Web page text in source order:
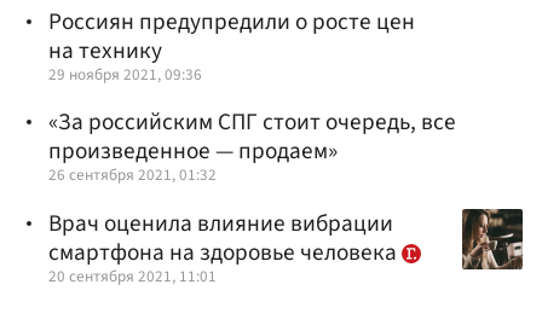
Россиян предупредили о росте цен
на технику
29 ноября 2021, 09:36
«За российским СПГ стоит очередь, все
произведенное — продаем»
26 сентября 2021, 01:32
Врач оценила влияние вибрации
смартфона на здоровье человека
20 сентября 2021, 11:01